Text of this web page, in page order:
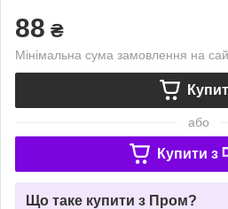
88 ₴
Мінімальна сума замовлення на
або
Купити з
Що таке купити з Пром?